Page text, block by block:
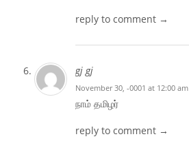
reply to comment →
gj gj
November 30, -0001 at 12:00 am
நாம் தமிழர்
reply to comment →